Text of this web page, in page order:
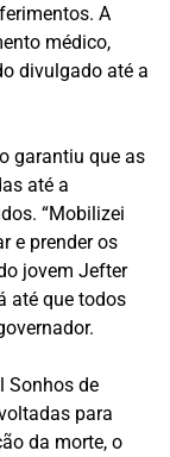
A
médico,
divulgado até a
garantiu que as
até a
“Mobilizei
e prender os
jovem Jefter
até que todos
Sonhos de
para
da morte, o